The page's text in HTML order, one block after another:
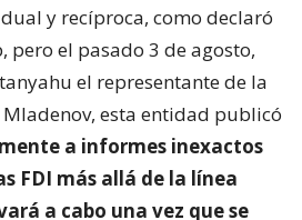
y recíproca, como declaró
pero el pasado 3 de agosto,
el representante de la
Mladenov, esta entidad publicó
a informes inexactos
FDI más allá de la línea
a cabo una vez que se